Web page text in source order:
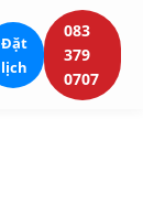
Đặt
lịch
083
379
0707